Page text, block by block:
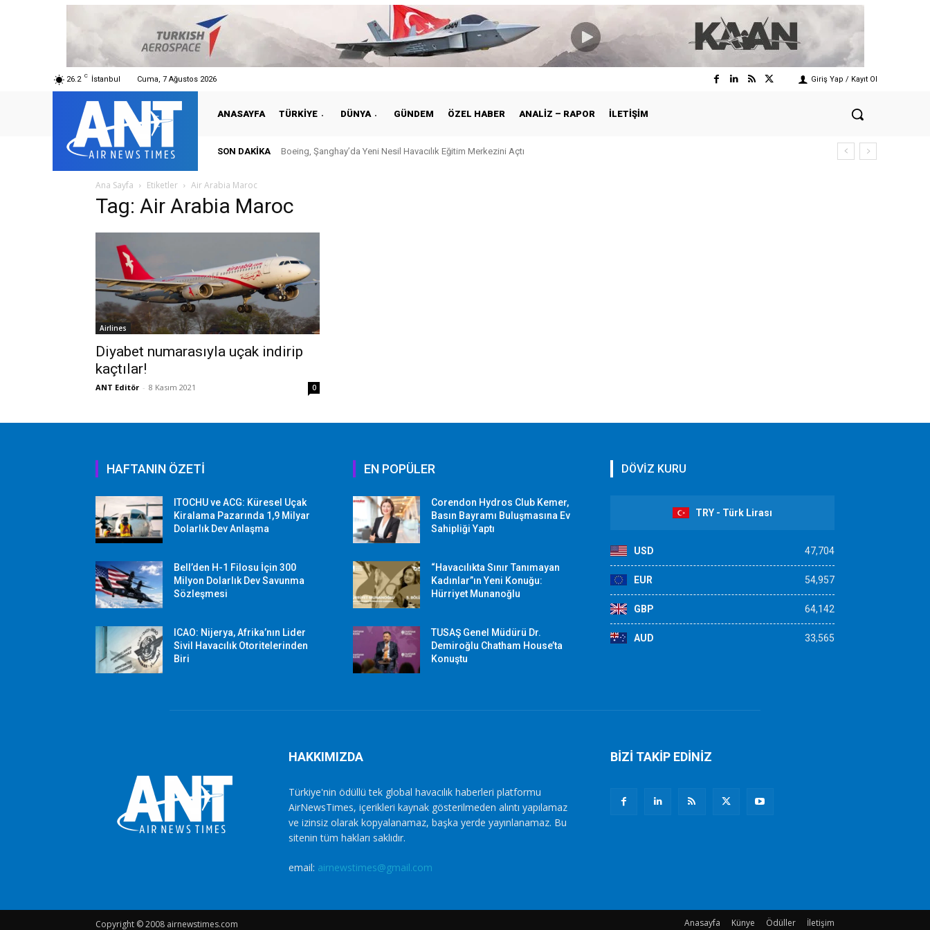
26.2 C İstanbul Cuma, 7 Ağustos 2026 Giriş Yap / Kayıt Ol
ANASAYFA TÜRKIYE DÜNYA GÜNDEM ÖZEL HABER ANALIZ – RAPOR İLETIŞIM
SON DAKIKA Boeing, Şanghay’da Yeni Nesil Havacılık Eğitim Merkezini Açtı
Ana Sayfa Etiketler Air Arabia Maroc
Tag: Air Arabia Maroc
Airlines
Diyabet numarasıyla uçak indirip
kaçtılar!
ANT Editör - 8 Kasım 2021 0
HAFTANIN ÖZETİ
ITOCHU ve ACG: Küresel Uçak
Kiralama Pazarında 1,9 Milyar
Dolarlık Dev Anlaşma
Bell’den H-1 Filosu İçin 300
Milyon Dolarlık Dev Savunma
Sözleşmesi
ICAO: Nijerya, Afrika’nın Lider
Sivil Havacılık Otoritelerinden
Biri
EN POPÜLER
Corendon Hydros Club Kemer,
Basın Bayramı Buluşmasına Ev
Sahipliği Yaptı
“Havacılıkta Sınır Tanımayan
Kadınlar”ın Yeni Konuğu:
Hürriyet Munanoğlu
TUSAŞ Genel Müdürü Dr.
Demiroğlu Chatham House’ta
Konuştu
DÖVİZ KURU
TRY - Türk Lirası
USD 47,704
EUR 54,957
GBP 64,142
AUD 33,565
HAKKIMIZDA
Türkiye'nin ödüllü tek global havacılık haberleri platformu
AirNewsTimes, içerikleri kaynak gösterilmeden alıntı yapılamaz
ve izinsiz olarak kopyalanamaz, başka yerde yayınlanamaz. Bu
sitenin tüm hakları saklıdır.
email: airnewstimes@gmail.com
BİZİ TAKİP EDİNİZ
Copyright © 2008 airnewstimes.com Anasayfa Künye Ödüller İletişim